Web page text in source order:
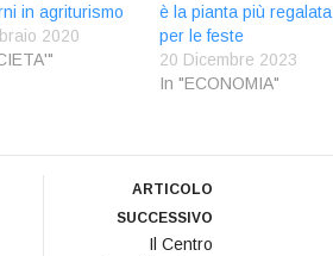
in agriturismo
2020
è la pianta più regalata
per le feste
20 Dicembre 2023
In "ECONOMIA"
ARTICOLO
SUCCESSIVO
Il Centro